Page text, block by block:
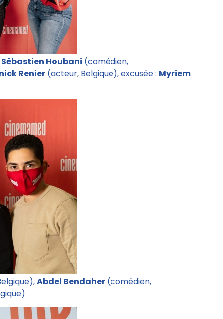
Sébastien Houbani (comédien,
Renier (acteur, Belgique), excusée : Myriem
Abdel Bendaher (comédien,